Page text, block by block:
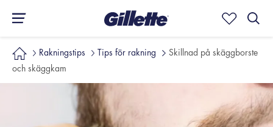
Rakningstips Tips för rakning
Skillnad på skäggborste
och skäggkam